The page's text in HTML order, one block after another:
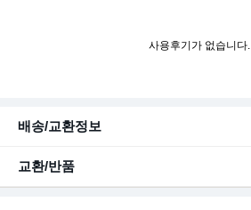
사용후기가 없습니다.
배송/교환정보
교환/반품